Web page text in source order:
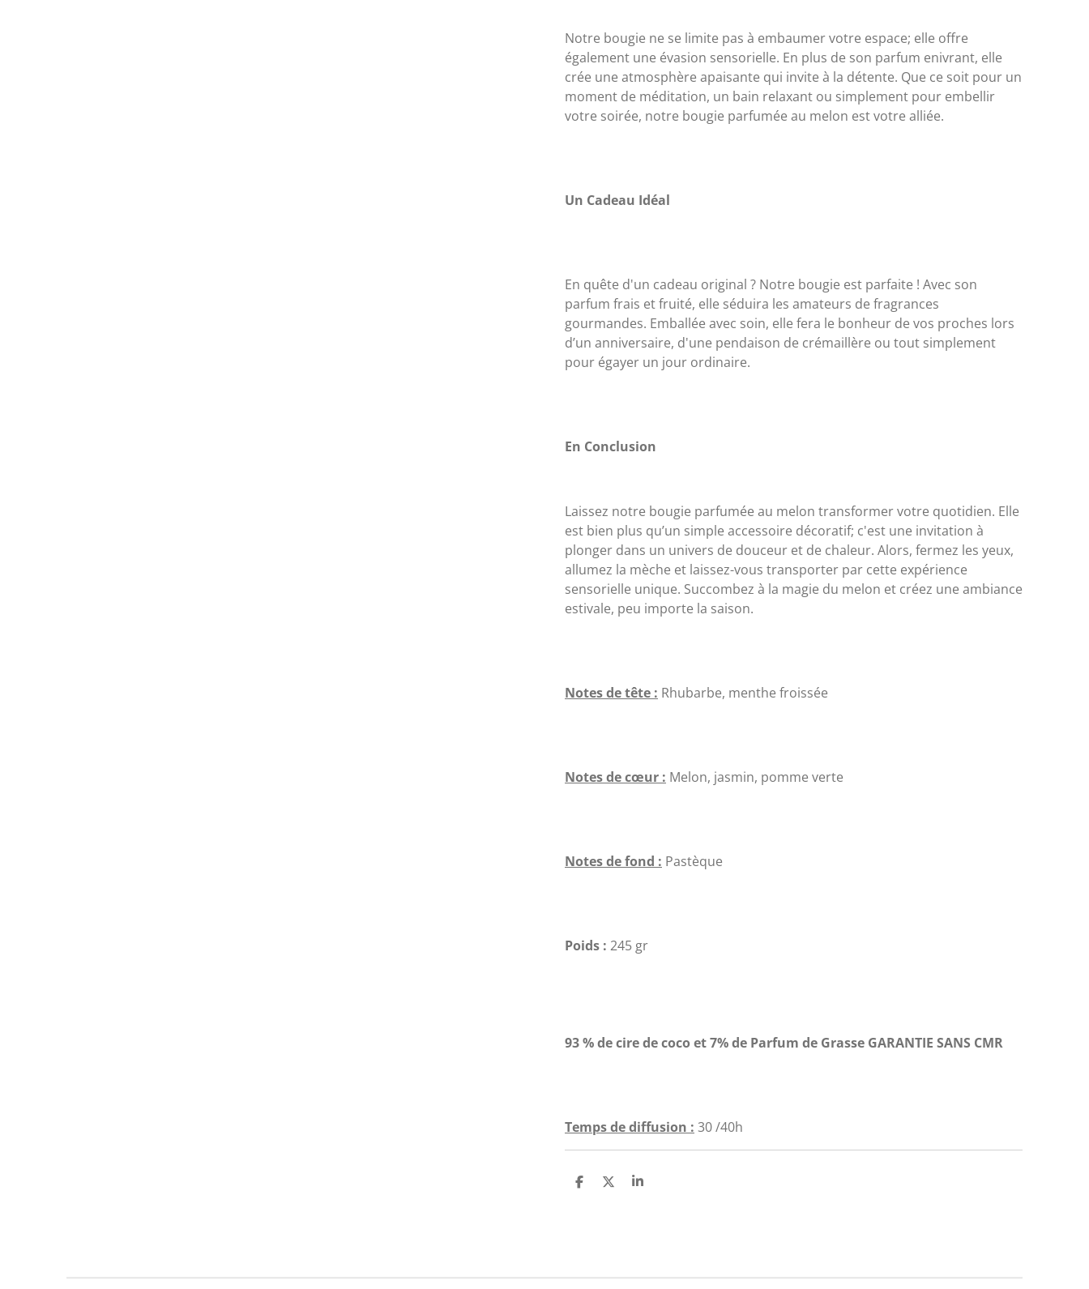
Notre bougie ne se limite pas à embaumer votre espace; elle offre
également une évasion sensorielle. En plus de son parfum enivrant, elle
crée une atmosphère apaisante qui invite à la détente. Que ce soit pour un
moment de méditation, un bain relaxant ou simplement pour embellir
votre soirée, notre bougie parfumée au melon est votre alliée.
Un Cadeau Idéal
En quête d'un cadeau original ? Notre bougie est parfaite ! Avec son
parfum frais et fruité, elle séduira les amateurs de fragrances
gourmandes. Emballée avec soin, elle fera le bonheur de vos proches lors
d’un anniversaire, d'une pendaison de crémaillère ou tout simplement
pour égayer un jour ordinaire.
En Conclusion
Laissez notre bougie parfumée au melon transformer votre quotidien. Elle
est bien plus qu’un simple accessoire décoratif; c'est une invitation à
plonger dans un univers de douceur et de chaleur. Alors, fermez les yeux,
allumez la mèche et laissez-vous transporter par cette expérience
sensorielle unique. Succombez à la magie du melon et créez une ambiance
estivale, peu importe la saison.
Notes de tête : Rhubarbe, menthe froissée
Notes de cœur : Melon, jasmin, pomme verte
Notes de fond : Pastèque
Poids : 245 gr
93 % de cire de coco et 7% de Parfum de Grasse GARANTIE SANS CMR
Temps de diffusion : 30 /40h
P
r
P
r
P
r